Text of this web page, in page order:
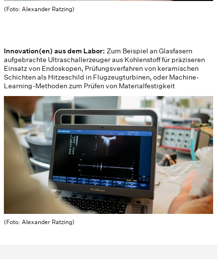
(Foto: Alexander Ratzing)
(Foto: Alexander Ratzing)
Innovation(en) aus dem Labor: Zum Beispiel an Glasfasern
aufgebrachte Ultraschallerzeuger aus Kohlenstoff für präziseren
Einsatz von Endoskopen, Prüfungsverfahren von keramischen
Schichten als Hitzeschild in Flugzeugturbinen, oder Machine-
Learning-Methoden zum Prüfen von Materialfestigkeit